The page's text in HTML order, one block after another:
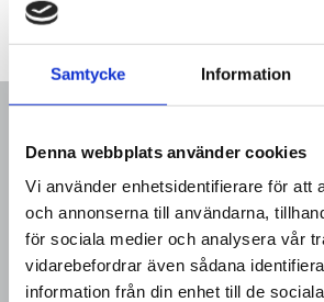
Samtycke Information
Denna webbplats använder cookies
Vi använder enhetsidentifierare för att
och annonserna till användarna,
för sociala medier och analysera vår
vidarebefordrar även sådana
information från din enhet till de
Originalmatta - Tandad.
TILLVAL
Skräddarsy din entrématta
tillval. Kåbe-Mattan hjälper
lösning som är anpassad
och önskemål.